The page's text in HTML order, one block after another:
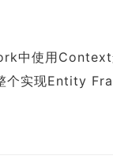
中使用Context
个实现Entity